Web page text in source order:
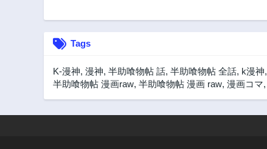
Tags
K-漫神, 漫神, 半助喰物帖 話, 半助喰物帖 全話, k漫神,
半助喰物帖 漫画raw, 半助喰物帖 漫画 raw, 漫画コマ,